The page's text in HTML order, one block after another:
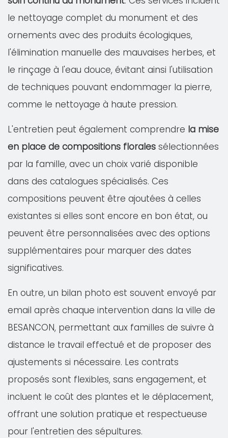
le nettoyage complet du monument et des
ornements avec des produits écologiques,
l'élimination manuelle des mauvaises herbes, et
le rinçage à l'eau douce, évitant ainsi l'utilisation
de techniques pouvant endommager la pierre,
comme le nettoyage à haute pression.
L'entretien peut également comprendre la mise
en place de compositions florales sélectionnées
par la famille, avec un choix varié disponible
dans des catalogues spécialisés. Ces
compositions peuvent être ajoutées à celles
existantes si elles sont encore en bon état, ou
peuvent être personnalisées avec des options
supplémentaires pour marquer des dates
significatives.
En outre, un bilan photo est souvent envoyé par
email après chaque intervention dans la ville de
BESANCON, permettant aux familles de suivre à
distance le travail effectué et de proposer des
ajustements si nécessaire. Les contrats
proposés sont flexibles, sans engagement, et
incluent le coût des plantes et le déplacement,
offrant une solution pratique et respectueuse
pour l'entretien des sépultures.